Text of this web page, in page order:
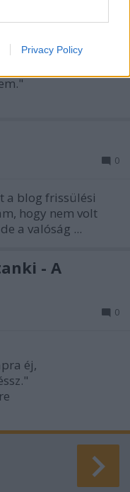
Privacy Policy
Közvetlen
0
a blog frissülési
hogy nem volt
a valóság ...
- A
0
éj,